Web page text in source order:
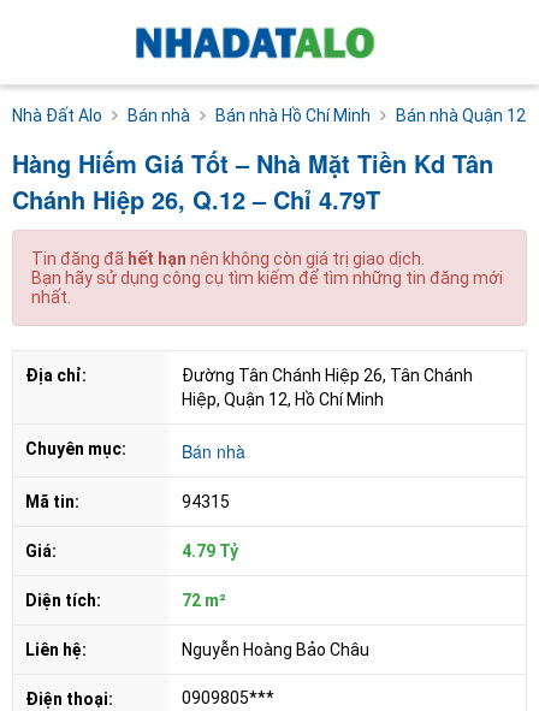
Nhà Đất Alo Bán nhà Bán nhà Hồ Chí Minh Bán nhà Quận 12
Hàng Hiếm Giá Tốt – Nhà Mặt Tiền Kd Tân
Chánh Hiệp 26, Q.12 – Chỉ 4.79T
Tin đăng đã hết hạn nên không còn giá trị giao dịch.
Bạn hãy sử dụng công cụ tìm kiếm để tìm những tin đăng mới
nhất.
Địa chỉ:
Đường Tân Chánh Hiệp 26, Tân Chánh
Hiệp, Quận 12, Hồ Chí Minh
Chuyên mục: Bán nhà
Mã tin: 94315
Giá: 4.79 Tỷ
Diện tích: 72 m²
Liên hệ: Nguyễn Hoàng Bảo Châu
Điện thoại: 0909805***